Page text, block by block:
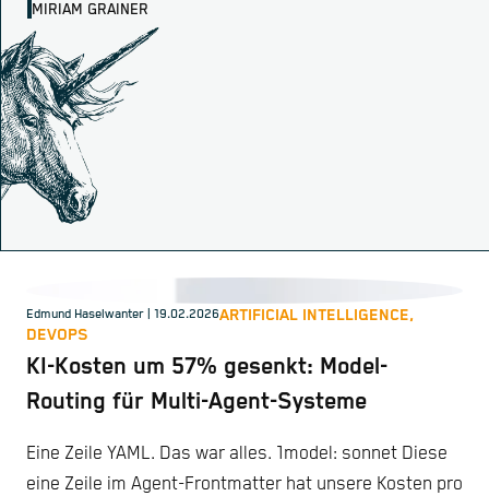
MIRIAM GRAINER
Edmund Haselwanter | 19.02.2026ARTIFICIAL INTELLIGENCE,
DEVOPS
KI-Kosten um 57% gesenkt: Model-
Routing für Multi-Agent-Systeme
Eine Zeile YAML. Das war alles. 1model: sonnet Diese
eine Zeile im Agent-Frontmatter hat unsere Kosten pro